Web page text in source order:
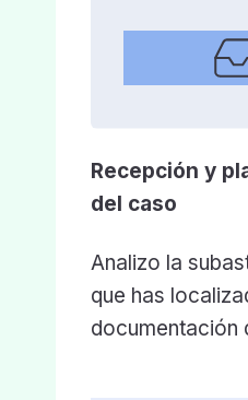
Recepción y
del caso
Analizo la
que has
documentación